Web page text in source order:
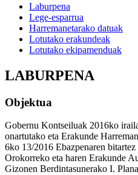
Laburpena
Lege-esparrua
Harremanetarako datuak
Lotutako erakundeak
Lotutako ekipamenduak
LABURPENA
Objektua
Gobernu Kontseiluak 2016ko
onartutako eta Erakunde
6ko 13/2016 Ebazpenaren
Orokorreko eta haren Erakunde
Gizonen Berdintasunerako I.